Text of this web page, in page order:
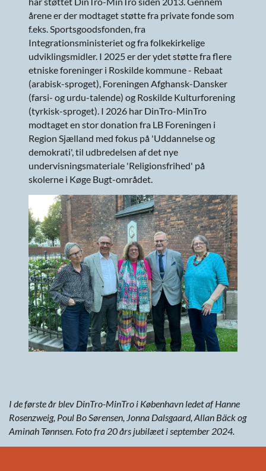
årene er der modtaget støtte fra private fonde som
f.eks. Sportsgoodsfonden, fra
Integrationsministeriet og fra folkekirkelige
udviklingsmidler. I 2025 er der ydet støtte fra flere
etniske foreninger i Roskilde kommune - Rebaat
(arabisk-sproget), Foreningen Afghansk-Dansker
(farsi- og urdu-talende) og Roskilde Kulturforening
(tyrkisk-sproget). I 2026 har DinTro-MinTro
modtaget en stor donation fra LB Foreningen i
Region Sjælland med fokus på 'Uddannelse og
demokrati', til udbredelsen af det nye
undervisningsmateriale 'Religionsfrihed' på
skolerne i Køge Bugt-området.
I de første år blev DinTro-MinTro i København ledet af Hanne
Rosenzweig, Poul Bo Sørensen, Jonna Dalsgaard, Allan Bäck og
Aminah Tønnsen. Foto fra 20 års jubilæet i september 2024.